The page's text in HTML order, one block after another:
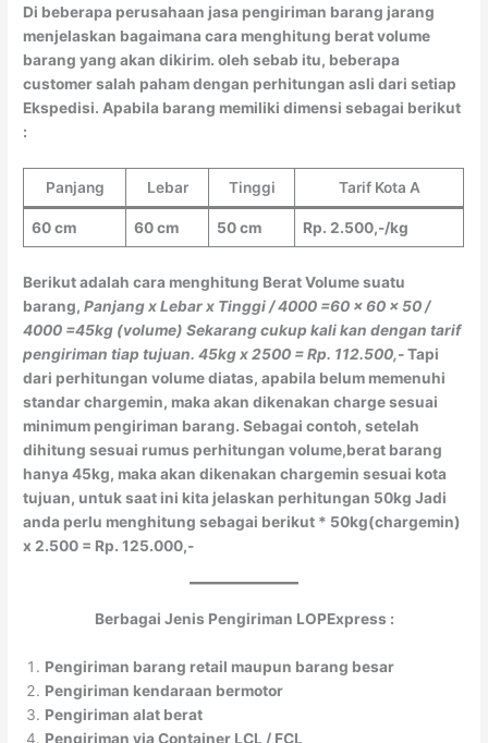
Di beberapa perusahaan jasa pengiriman barang jarang
menjelaskan bagaimana cara menghitung berat volume
barang yang akan dikirim. oleh sebab itu, beberapa
customer salah paham dengan perhitungan asli dari setiap
Ekspedisi. Apabila barang memiliki dimensi sebagai berikut
:
Panjang Lebar Tinggi Tarif Kota A
60 cm 60 cm 50 cm Rp. 2.500,-/kg
Berikut adalah cara menghitung Berat Volume suatu
barang,Panjang x Lebar x Tinggi / 4000 =60 x 60 x 50 /
4000 =45kg (volume) Sekarang cukup kali kan dengan tarif
pengiriman tiap tujuan. 45kg x 2500 = Rp. 112.500,-Tapi
dari perhitungan volume diatas, apabila belum memenuhi
standar chargemin, maka akan dikenakan charge sesuai
minimum pengiriman barang. Sebagai contoh, setelah
dihitung sesuai rumus perhitungan volume,berat barang
hanya 45kg, maka akan dikenakan chargemin sesuai kota
tujuan, untuk saat ini kita jelaskan perhitungan 50kg Jadi
anda perlu menghitung sebagai berikut * 50kg(chargemin)
x 2.500 = Rp. 125.000,-
Berbagai Jenis Pengiriman LOPExpress :
Pengiriman barang retail maupun barang besar
Pengiriman kendaraan bermotor
Pengiriman alat berat
Pengiriman via Container LCL / FCL